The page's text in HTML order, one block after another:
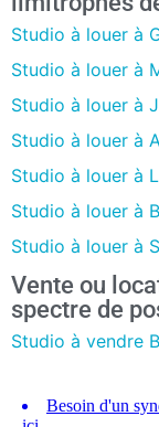
Studio à louer à
Studio à louer à
Studio à louer à
Studio à louer à
Studio à louer à
Studio à louer à
Studio à louer à
Vente ou
spectre de
Studio à vendre